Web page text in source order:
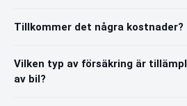
Tillkommer det några kostnader?
Vilken typ av försäkring är
av bil?